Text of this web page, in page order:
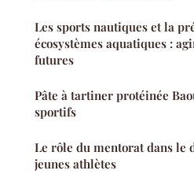
Les sports nautiques et la
écosystèmes aquatiques :
futures
Pâte à tartiner protéinée
sportifs
Le rôle du mentorat dans le
jeunes athlètes